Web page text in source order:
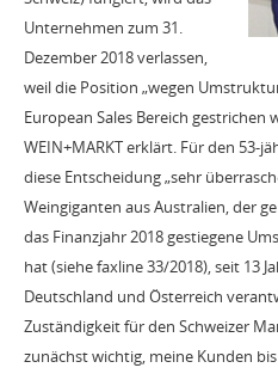
Unternehmen zum 31.
Dezember 2018 verlassen,
weil die Position „wegen
European Sales Bereich gestrichen
WEIN+MARKT erklärt. Für den 53-
diese Entscheidung „sehr
Weingiganten aus Australien, der
das Finanzjahr 2018 gestiegene
hat (siehe faxline 33/2018), seit 13
Deutschland und Österreich
Zuständigkeit für den Schweizer
zunächst wichtig, meine Kunden